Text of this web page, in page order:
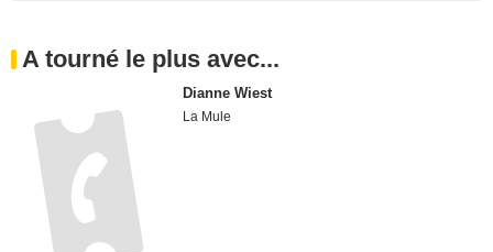
A tourné le plus avec...
Dianne Wiest
La Mule